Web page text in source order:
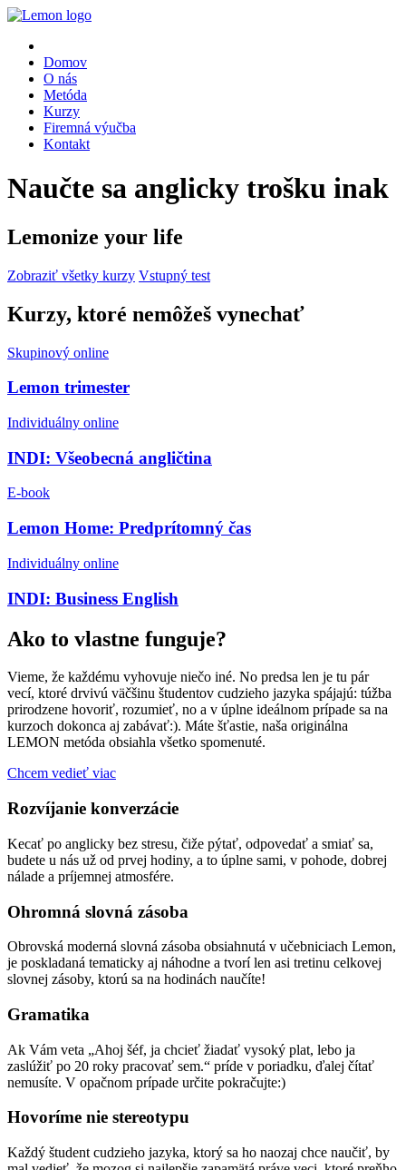
Domov
O nás
Metóda
Kurzy
Firemná výučba
Kontakt
Naučte sa anglicky trošku inak
Lemonize your life
Zobraziť všetky kurzy Vstupný test
Kurzy, ktoré nemôžeš vynechať
Skupinový online
Lemon trimester
Individuálny online
INDI: Všeobecná angličtina
E-book
Lemon Home: Predprítomný čas
Individuálny online
INDI: Business English
Ako to vlastne funguje?
Vieme, že každému vyhovuje niečo iné. No predsa len je tu pár
vecí, ktoré drvivú väčšinu študentov cudzieho jazyka spájajú: túžba
prirodzene hovoriť, rozumieť, no a v úplne ideálnom prípade sa na
kurzoch dokonca aj zabávať:). Máte šťastie, naša originálna
LEMON metóda obsiahla všetko spomenuté.
Chcem vedieť viac
Rozvíjanie konverzácie
Kecať po anglicky bez stresu, čiže pýtať, odpovedať a smiať sa,
budete u nás už od prvej hodiny, a to úplne sami, v pohode, dobrej
nálade a príjemnej atmosfére.
Ohromná slovná zásoba
Obrovská moderná slovná zásoba obsiahnutá v učebniciach Lemon,
je poskladaná tematicky aj náhodne a tvorí len asi tretinu celkovej
slovnej zásoby, ktorú sa na hodinách naučíte!
Gramatika
Ak Vám veta „Ahoj šéf, ja chcieť žiadať vysoký plat, lebo ja
zaslúžiť po 20 roky pracovať sem.“ príde v poriadku, ďalej čítať
nemusíte. V opačnom prípade určite pokračujte:)
Hovoríme nie stereotypu
Každý študent cudzieho jazyka, ktorý sa ho naozaj chce naučiť, by